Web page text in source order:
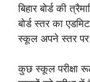
बिहार बोर्ड की
बोर्ड स्तर का
स्कूल अपने स्तर पर
कुछ स्कूल परीक्षा